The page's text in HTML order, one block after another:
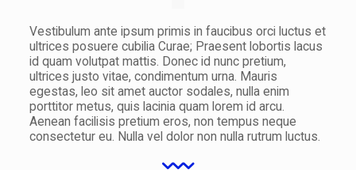
Vestibulum ante ipsum primis in faucibus orci luctus et
ultrices posuere cubilia Curae; Praesent lobortis lacus
id quam volutpat mattis. Donec id nunc pretium,
ultrices justo vitae, condimentum urna. Mauris
egestas, leo sit amet auctor sodales, nulla enim
porttitor metus, quis lacinia quam lorem id arcu.
Aenean facilisis pretium eros, non tempus neque
consectetur eu. Nulla vel dolor non nulla rutrum luctus.